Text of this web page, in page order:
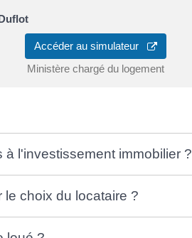
Accéder au simulateur
Ministère chargé du logement
l'investissement immobilier ?
choix du locataire ?